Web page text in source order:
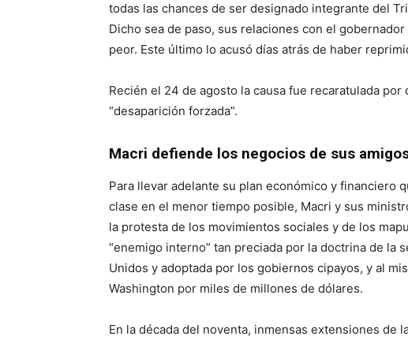
todas las chances de ser designado integrante del
Dicho sea de paso, sus relaciones con el
peor. Este último lo acusó días atrás de haber
Recién el 24 de agosto la causa fue recaratulada
“desaparición forzada”.
Macri defiende los negocios de sus
Para llevar adelante su plan económico y financiero
clase en el menor tiempo posible, Macri y sus
la protesta de los movimientos sociales y de los
“enemigo interno” tan preciada por la doctrina de la
Unidos y adoptada por los gobiernos cipayos, y al
Washington por miles de millones de dólares.
En la década del noventa, inmensas extensiones de